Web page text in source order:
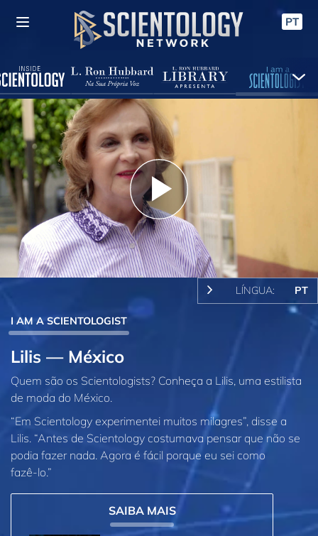
PT
Play
Video
LÍNGUA: PT
I AM A SCIENTOLOGIST
Lilis — México
Quem são os Scientologists? Conheça a Lilis, uma estilista
de moda do México.
“Em Scientology experimentei muitos milagres”, disse a
Lilis. “Antes de Scientology costumava pensar que não se
podia fazer nada. Agora é fácil porque eu sei como
fazê‑lo.”
SAIBA MAIS